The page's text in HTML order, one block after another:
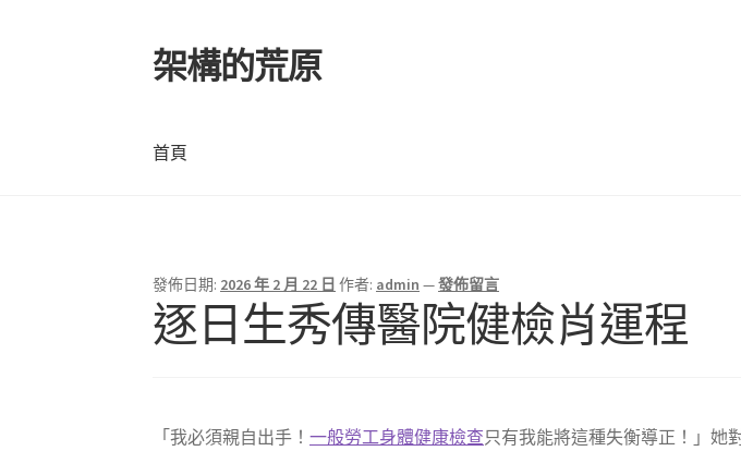
跳
至
覽
列
跳
至
要
內
架構的荒原
首頁
發佈日期: 2026 年 2 月 22 日 作者: admin —發佈留言
逐日生秀傳醫院健檢肖運程
「我必須親自出手！一般勞工身體健康檢查只有我能將這種失衡導正！」她